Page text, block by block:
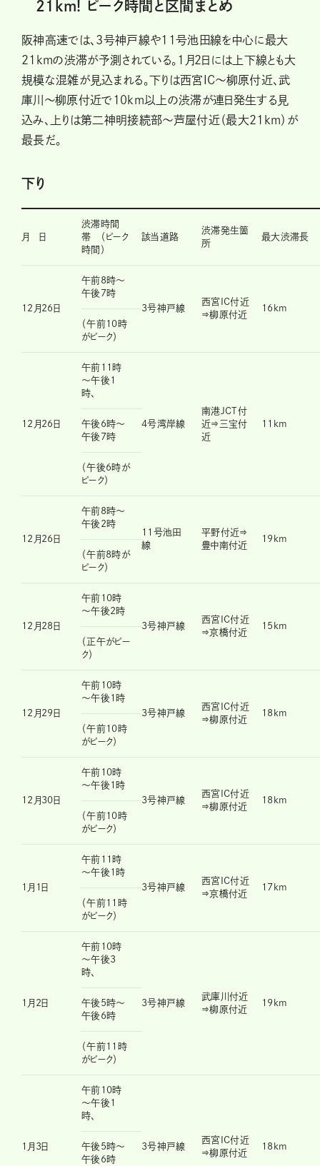
21km! ピーク時間と区間まとめ
阪神高速では、3号神戸線や11号池田線を中心に最大
21kmの渋滞が予測されている。1月2日には上下線とも大
規模な混雑が見込まれる。下りは西宮IC〜柳原付近、武
庫川〜柳原付近で10km以上の渋滞が連日発生する見
込み、上りは第二神明接続部〜芦屋付近（最大21km）が
最長だ。
下り
月 日
渋滞時間
帯 （ピーク
時間）
該当道路
渋滞発生箇
所
最大渋滞長
12月26日
午前8時～
午後7時
3号神戸線
西宮IC付近
⇒柳原付近
16km
（午前10時
がピーク）
12月26日
午前11時
～午後1
時、
4号湾岸線
南港JCT付
近⇒三宝付
近
11km
午後6時～
午後7時
（午後6時が
ピーク）
12月26日
午前8時～
午後2時
11号池田
線
平野付近⇒
豊中南付近
19km
（午前8時が
ピーク）
12月28日
午前10時
～午後2時
3号神戸線
西宮IC付近
⇒京橋付近
15km
（正午がピー
ク）
12月29日
午前10時
～午後1時
3号神戸線
西宮IC付近
⇒柳原付近
18km
（午前10時
がピーク）
12月30日
午前10時
～午後1時
3号神戸線
西宮IC付近
⇒柳原付近
18km
（午前10時
がピーク）
1月1日
午前11時
～午後1時
3号神戸線
西宮IC付近
⇒京橋付近
17km
（午前11時
がピーク）
1月2日
午前10時
～午後3
時、
3号神戸線
武庫川付近
⇒柳原付近
19km
午後5時～
午後6時
（午前11時
がピーク）
1月3日
午前10時
～午後1
時、
3号神戸線
西宮IC付近
⇒柳原付近
18km
午後5時～
午後6時